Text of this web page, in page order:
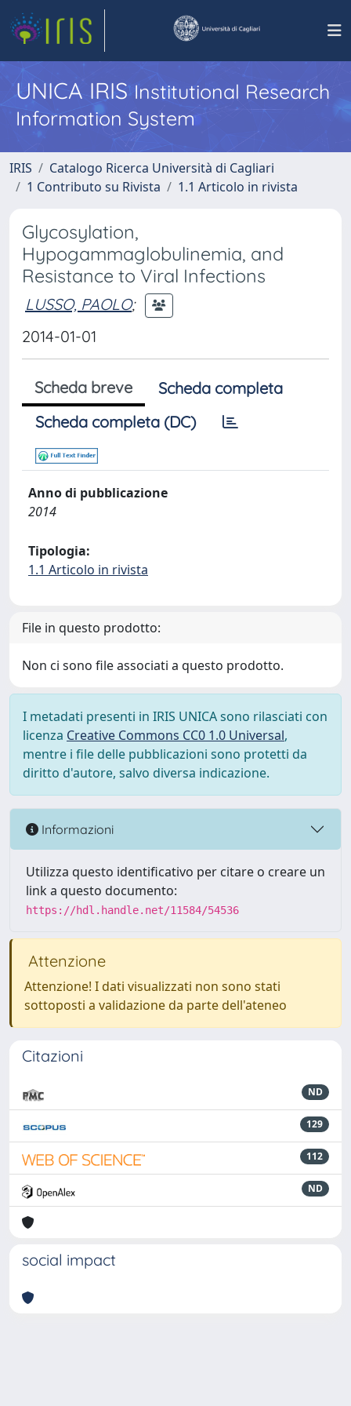
UNICA IRISInstitutional Research
Information System
IRIS
Catalogo Ricerca Università di Cagliari
1 Contributo su Rivista
1.1 Articolo in rivista
Glycosylation,
Hypogammaglobulinemia, and
Resistance to Viral Infections
LUSSO, PAOLO;
2014-01-01
Scheda breve
Scheda completa
Scheda completa (DC)
Anno di pubblicazione
2014
Tipologia:
1.1 Articolo in rivista
File in questo prodotto:
Non ci sono file associati a questo prodotto.
I metadati presenti in IRIS UNICA sono rilasciati con
licenza Creative Commons CC0 1.0 Universal,
mentre i file delle pubblicazioni sono protetti da
diritto d'autore, salvo diversa indicazione.
Informazioni
Utilizza questo identificativo per citare o creare un
link a questo documento:
https://hdl.handle.net/11584/54536
Attenzione
Attenzione! I dati visualizzati non sono stati
sottoposti a validazione da parte dell'ateneo
Citazioni
ND
129
112
ND
social impact